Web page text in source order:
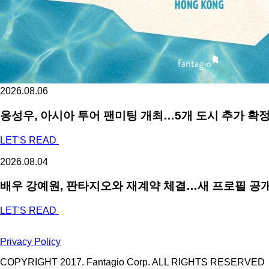
2026.08.06
옹성우, 아시아 투어 팬미팅 개최…5개 도시 추가 확
LET'S READ
2026.08.04
배우 강예원, 판타지오와 재계약 체결…새 프로필 공
LET'S READ
Privacy Policy
COPYRIGHT 2017. Fantagio Corp. ALL RIGHTS RESERVED